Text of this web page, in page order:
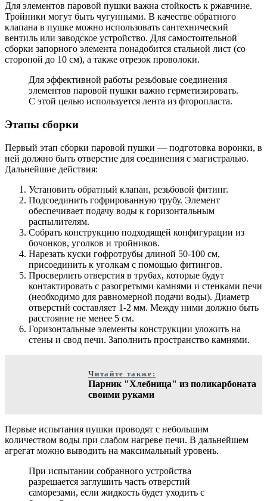
Для элементов паровой пушки важна стойкость к ржавчине.
Тройники могут быть чугунными. В качестве обратного
клапана в пушке можно использовать сантехнический
вентиль или заводское устройство. Для самостоятельной
сборки запорного элемента понадобится стальной лист (со
стороной до 10 см), а также отрезок проволоки.
Для эффективной работы резьбовые соединения
элементов паровой пушки важно герметизировать.
С этой целью используется лента из фторопласта.
Этапы сборки
Первый этап сборки паровой пушки — подготовка воронки, в
ней должно быть отверстие для соединения с магистралью.
Дальнейшие действия:
Установить обратный клапан, резьбовой фитинг.
Подсоединить гофрированную трубу. Элемент
обеспечивает подачу воды к горизонтальным
распылителям.
Собрать конструкцию подходящей конфигурации из
бочонков, уголков и тройников.
Нарезать куски гофротрубы длиной 50-100 см,
присоединить к уголкам с помощью фитингов.
Просверлить отверстия в трубах, которые будут
контактировать с разогретыми камнями и стенками печи
(необходимо для равномерной подачи воды). Диаметр
отверстий составляет 1-2 мм. Между ними должно быть
расстояние не менее 5 см.
Горизонтальные элементы конструкции уложить на
стены и свод печи. Заполнить пространство камнями.
Читайте также:
Парник "Хлебница" из поликарбоната
своими руками
Первые испытания пушки проводят с небольшим
количеством воды при слабом нагреве печи. В дальнейшем
агрегат можно выводить на максимальный уровень.
При испытании собранного устройства
разрешается заглушить часть отверстий
саморезами, если жидкость будет уходить с